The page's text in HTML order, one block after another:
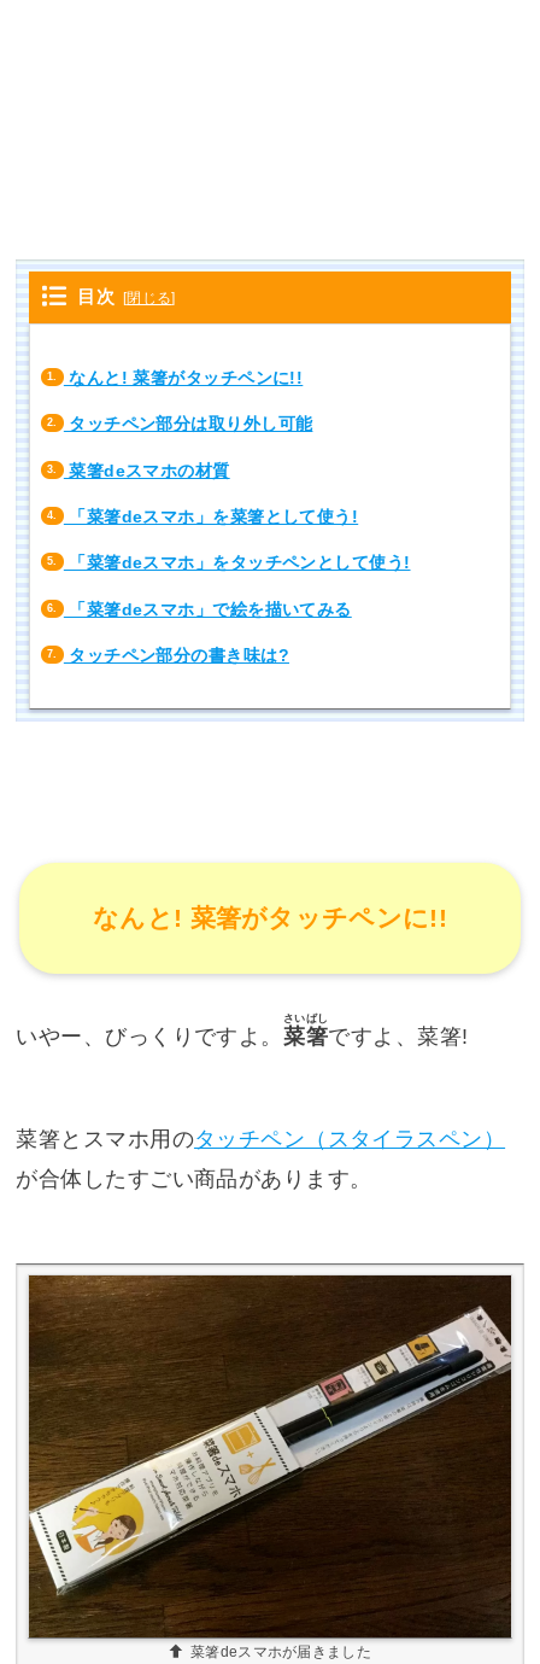
目次 [閉じる]
1. なんと! 菜箸がタッチペンに!!
2. タッチペン部分は取り外し可能
3. 菜箸deスマホの材質
4. 「菜箸deスマホ」を菜箸として使う!
5. 「菜箸deスマホ」をタッチペンとして使う!
6. 「菜箸deスマホ」で絵を描いてみる
7. タッチペン部分の書き味は?
なんと! 菜箸がタッチペンに!!
いやー、びっくりですよ。 菜箸
さいばし
ですよ、菜箸!
菜箸とスマホ用のタッチペン（スタイラスペン）
が合体したすごい商品があります。
菜箸deスマホが届きました